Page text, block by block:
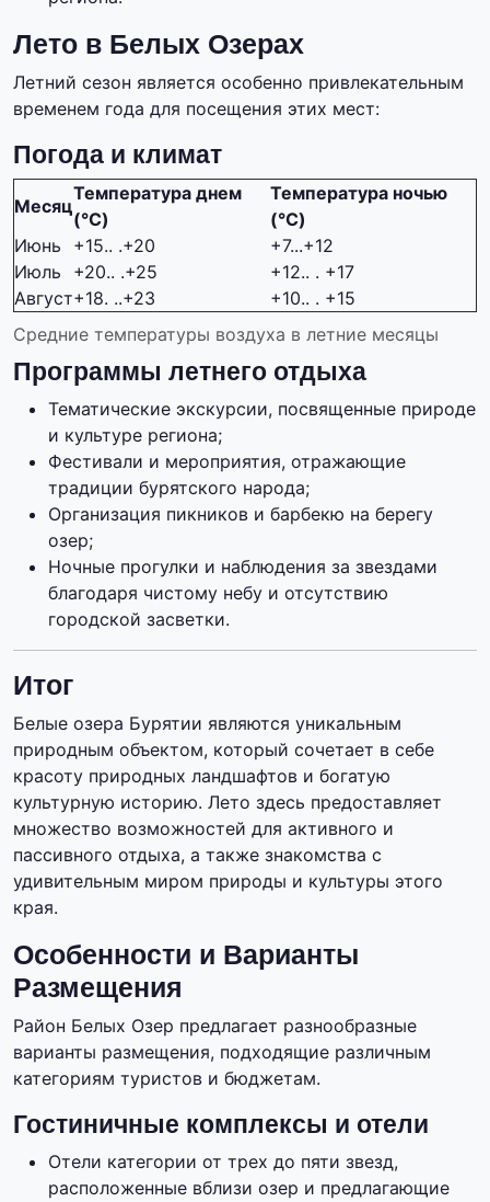
Лето в Белых Озерах
Летний сезон является особенно привлекательным
временем года для посещения этих мест:
Погода и климат
Средние температуры воздуха в летние месяцы
Месяц
Температура днем
(°C)
Температура ночью
(°C)
Июнь
+15.. .+20
+7...+12
Июль
+20.. .+25
+12.. . +17
Август+18. ..+23 +10.. . +15
Программы летнего отдыха
Тематические экскурсии, посвященные природе
и культуре региона;
Фестивали и мероприятия, отражающие
традиции бурятского народа;
Организация пикников и барбекю на берегу
озер;
Ночные прогулки и наблюдения за звездами
благодаря чистому небу и отсутствию
городской засветки.
Итог
Белые озера Бурятии являются уникальным
природным объектом, который сочетает в себе
красоту природных ландшафтов и богатую
культурную историю. Лето здесь предоставляет
множество возможностей для активного и
пассивного отдыха, а также знакомства с
удивительным миром природы и культуры этого
края.
Особенности и Варианты
Размещения
Район Белых Озер предлагает разнообразные
варианты размещения, подходящие различным
категориям туристов и бюджетам.
Гостиничные комплексы и отели
Отели категории от трех до пяти звезд,
расположенные вблизи озер и предлагающие